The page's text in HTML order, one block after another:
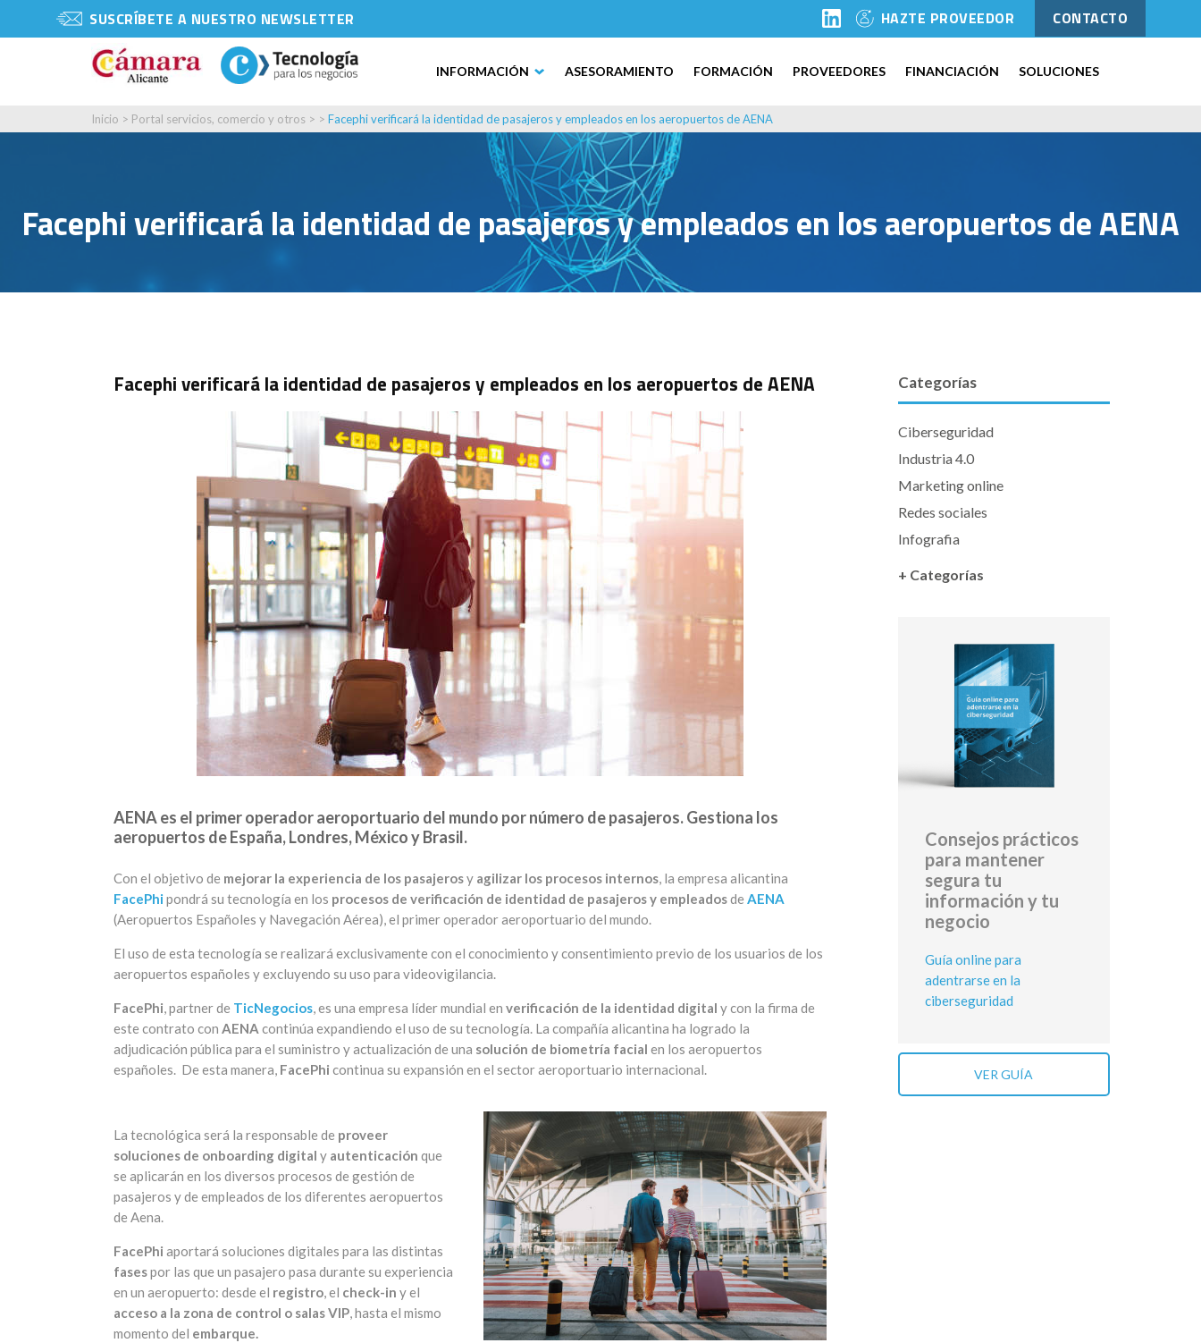
SUSCRÍBETE A NUESTRO NEWSLETTER HAZTE PROVEEDOR CONTACTO
INFORMACIÓN ASESORAMIENTO FORMACIÓN PROVEEDORES FINANCIACIÓN SOLUCIONES
Inicio > Portal servicios, comercio y otros > > Facephi verificará la identidad de pasajeros y empleados en los aeropuertos de AENA
Facephi verificará la identidad de pasajeros y empleados en los aeropuertos de AENA
Facephi verificará la identidad de pasajeros y empleados en los aeropuertos de AENA
AENA es el primer operador aeroportuario del mundo por número de pasajeros. Gestiona los
aeropuertos de España, Londres, México y Brasil.
Con el objetivo de mejorar la experiencia de los pasajerosy agilizar los procesos internos, la empresa alicantina
FacePhi pondrá su tecnología en los procesos de verificación de identidad de pasajeros y empleadosde AENA
(Aeropuertos Españoles y Navegación Aérea), el primer operador aeroportuario del mundo.
El uso de esta tecnología se realizará exclusivamente con el conocimiento y consentimiento previo de los usuarios de los
aeropuertos españoles y excluyendo su uso para videovigilancia.
FacePhi, partner de TicNegocios, es una empresa líder mundial en verificación de la identidad digital y con la firma de
este contrato con AENA continúa expandiendo el uso de su tecnología. La compañía alicantina ha logrado la
adjudicación pública para el suministro y actualización de una solución de biometría facial en los aeropuertos
españoles. De esta manera, FacePhi continua su expansión en el sector aeroportuario internacional.
La tecnológica será la responsable de proveer
soluciones de onboarding digital y autenticación que
se aplicarán en los diversos procesos de gestión de
pasajeros y de empleados de los diferentes aeropuertos
de Aena.
FacePhi aportará soluciones digitales para las distintas
fasespor las que un pasajero pasa durante su experiencia
en un aeropuerto: desde el registro, el check-in y el
acceso a la zona de control o salas VIP, hasta el mismo
momento del embarque.
Categorías
Ciberseguridad
Industria 4.0
Marketing online
Redes sociales
Infografia
+ Categorías
Consejos prácticos
para mantener
segura tu
información y tu
negocio
Guía online para
adentrarse en la
ciberseguridad
VER GUÍA